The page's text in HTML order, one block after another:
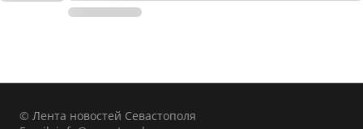
© Лента новостей Севастополя